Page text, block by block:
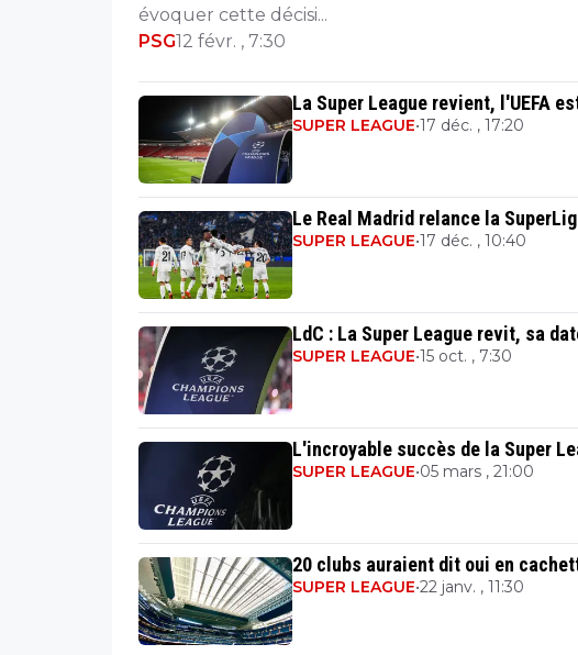
évoquer cette décisi...
PSG12 févr. , 7:30
La Super League revient, l'UEFA
SUPER LEAGUE•17 déc. , 17:20
Le Real Madrid relance la
SUPER LEAGUE•17 déc. , 10:40
LdC : La Super League revit, sa
SUPER LEAGUE•15 oct. , 7:30
L'incroyable succès de la Super
SUPER LEAGUE•05 mars , 21:00
20 clubs auraient dit oui en
SUPER LEAGUE•22 janv. , 11:30